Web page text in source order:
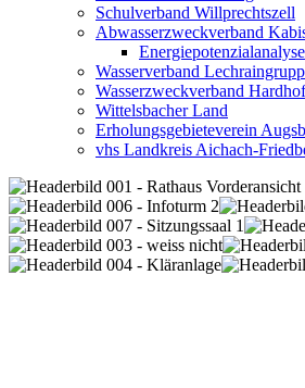
Schulverband Willprechtszell
Abwasserzweckverband
Energiepotenzialanalyse
Wasserverband
Wasserzweckverband
Wittelsbacher Land
Erholungsgebieteverein
vhs Landkreis Aichach-